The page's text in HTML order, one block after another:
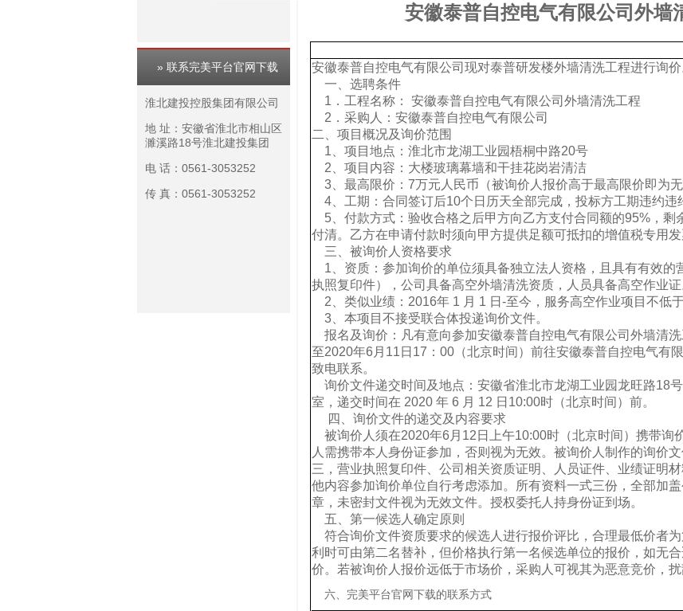
» 联系完美平台官网下载
淮北建投控股集团有限公司
地 址：安徽省淮北市相山区
濉溪路18号淮北建投集团
电 话：0561-3053252
传 真：0561-3053252
安徽泰普自控电气有限公司外墙
安徽泰普自控电气有限公司现对泰普研发楼外墙清洗工程进行询价
一、选聘条件
1．工程名称： 安徽泰普自控电气有限公司外墙清洗工程
2．采购人：安徽泰普自控电气有限公司
二、项目概况及询价范围
1、项目地点：淮北市龙湖工业园梧桐中路20号
2、项目内容：大楼玻璃幕墙和干挂花岗岩清洁
3、最高限价：7万元人民币（被询价人报价高于最高限价即为无
4、工期：合同签订后10个日历天全部完成，投标方工期违约违
5、付款方式：验收合格之后甲方向乙方支付合同额的95%，剩
付清。乙方在申请付款时须向甲方提供足额可抵扣的增值税专用
三、被询价人资格要求
1、资质：参加询价的单位须具备独立法人资格，且具有有效的
执照复印件），公司具备高空外墙清洗资质，人员具备高空作业证
2、类似业绩：2016年 1 月 1 日-至今，服务高空作业项目不低于
3、本项目不接受联合体投递询价文件。
报名及询价：凡有意向参加安徽泰普自控电气有限公司外墙清
至2020年6月11日17：00（北京时间）前往安徽泰普自控电气有
致电联系。
询价文件递交时间及地点：安徽省淮北市龙湖工业园龙旺路18
室，递交时间在 2020 年 6 月 12 日10:00时（北京时间）前。
四、询价文件的递交及内容要求
被询价人须在2020年6月12日上午10:00时（北京时间）携带询
人需携带本人身份证参加，否则视为无效。被询价人制作的询价
三，营业执照复印件、公司相关资质证明、人员证件、业绩证明
他内容参加询价单位自行考虑添加。所有资料一式三份，全部加
章，未密封文件视为无效文件。授权委托人持身份证到场。
五、第一候选人确定原则
符合询价文件资质要求的候选人进行报价评比，合理最低价者
利时可由第二名替补，但价格执行第一名候选单位的报价，如无
价。若被询价人报价远低于市场价，采购人可视其为恶意竞价，
六、完美平台官网下载的联系方式